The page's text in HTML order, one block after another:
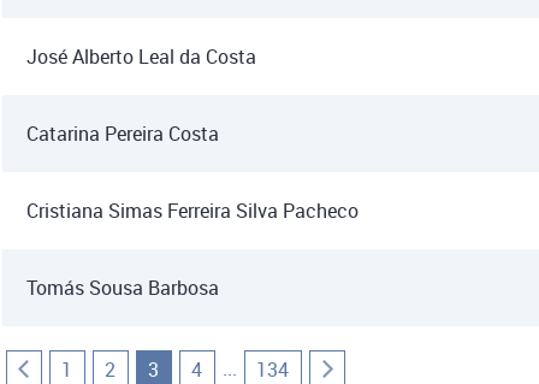
José Alberto Leal da Costa
Catarina Pereira Costa
Cristiana Simas Ferreira Silva Pacheco
Tomás Sousa Barbosa
1 2 3 4 ... 134